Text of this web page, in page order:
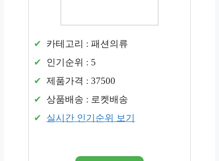
카테고리 : 패션의류
인기순위 : 5
제품가격 : 37500
상품배송 : 로켓배송
실시간 인기순위 보기